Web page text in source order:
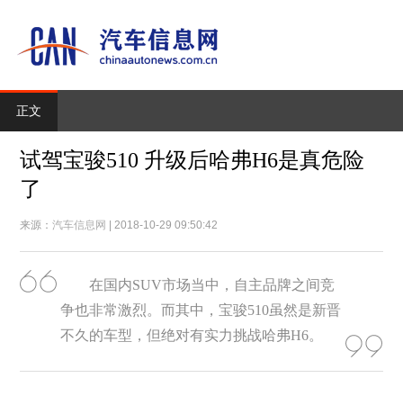
正文
试驾宝骏510 升级后哈弗H6是真危险
了
来源：汽车信息网 | 2018-10-29 09:50:42
在国内SUV市场当中，自主品牌之间竞
争也非常激烈。而其中，宝骏510虽然是新晋
不久的车型，但绝对有实力挑战哈弗H6。